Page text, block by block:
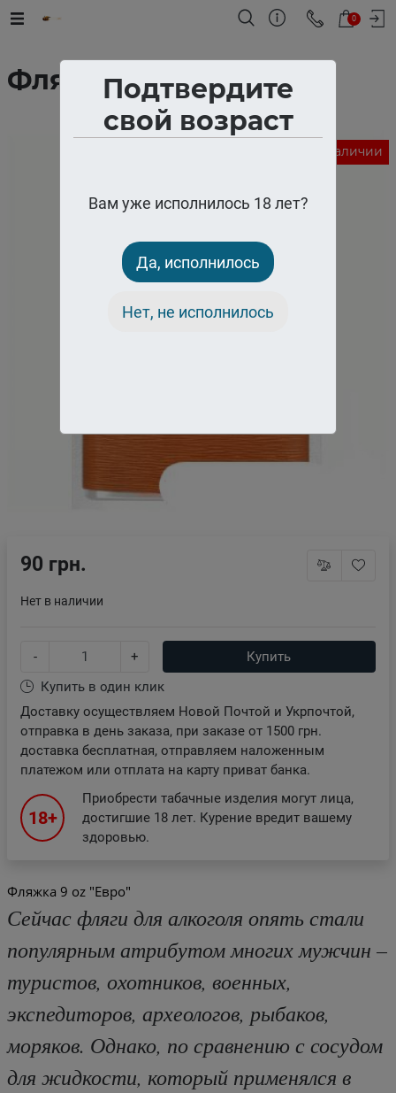
Подтвердите
свой возраст
Вам уже исполнилось 18 лет?
Да, исполнилось
Нет, не исполнилось
0
Фляжка "Евро"
Нет в наличии
Фляжка 9 oz "Евро"
Сейчас фляги для алкоголя опять стали
популярным атрибутом многих мужчин –
туристов, охотников, военных,
экспедиторов, археологов, рыбаков,
моряков. Однако, по сравнению с сосудом
для жидкости, который применялся в
90 грн.
Нет в наличии
- +
Купить
Купить в один клик
Доставку осуществляем Новой Почтой и Укрпочтой,
отправка в день заказа, при заказе от 1500 грн.
доставка бесплатная, отправляем наложенным
платежом или отплата на карту приват банка.
18+
Приобрести табачные изделия могут лица,
достигшие 18 лет. Курение вредит вашему
здоровью.